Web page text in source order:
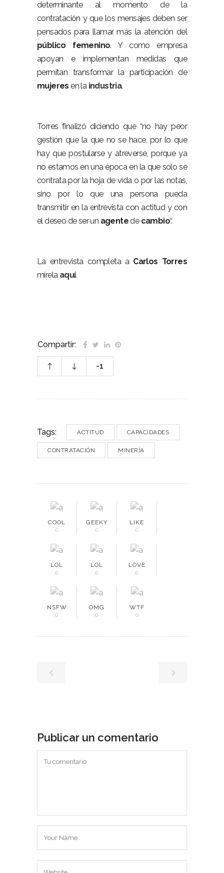
determinante al momento de la
contratación y que los mensajes deben ser
pensados para llamar más la atención del
público
femenino. Y como empresa
apoyan e implementan medidas que
permitan transformar la participación de
mujeres en la industria.
Torres finalizó diciendo que “no hay peor
gestión que la que no se hace, por lo que
hay que postularse y atreverse, porque ya
no estamos en una época en la que solo se
contrata por la hoja de vida o por las notas,
sino por lo que una persona pueda
transmitir en la entrevista con actitud y con
el deseo de ser un agentede cambio“.
La entrevista completa a Carlos Torres
mírela aquí.
Compartir:
-1
Tags: ACTITUD CAPACIDADES
CONTRATACIÓN MINERÍA
COOL
0
GEEKY
0
LIKE
0
LOL
0
LOL
0
LOVE
0
NSFW
0
OMG
0
WTF
0
Publicar un comentario